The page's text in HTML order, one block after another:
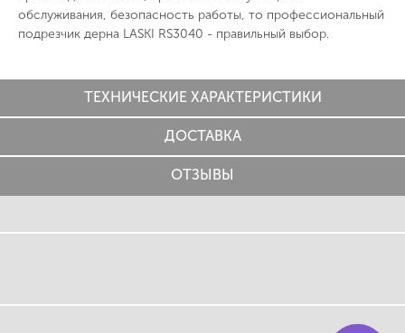
обслуживания, безопасность работы, то профессиональный
подрезчик дерна LASKI RS3040 - правильный выбор.
ТЕХНИЧЕСКИЕ ХАРАКТЕРИСТИКИ
ДОСТАВКА
ОТЗЫВЫ